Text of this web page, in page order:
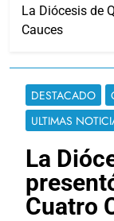
La Diócesis de
Cauces
DESTACADO
ULTIMAS
La
Cuatro